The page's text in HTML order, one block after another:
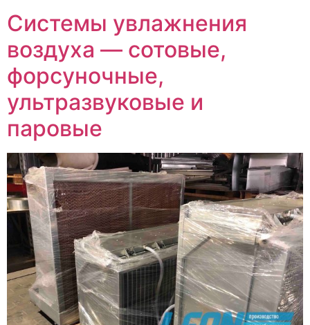
Системы увлажнения
воздуха — сотовые,
форсуночные,
ультразвуковые и
паровые